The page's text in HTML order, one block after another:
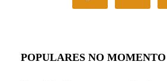
POPULARES NO MOMENTO